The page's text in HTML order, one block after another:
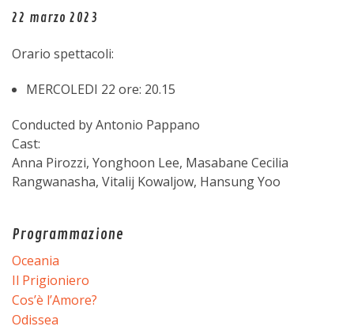
Eventi
Tariffe
Trasparenza
Contatti
22 marzo 2023
Orario spettacoli:
MERCOLEDI 22 ore: 20.15
Conducted by Antonio Pappano
Cast:
Anna Pirozzi, Yonghoon Lee, Masabane Cecilia
Rangwanasha, Vitalij Kowaljow, Hansung Yoo
Programmazione
Oceania
Il Prigioniero
Cos’è l’Amore?
Odissea